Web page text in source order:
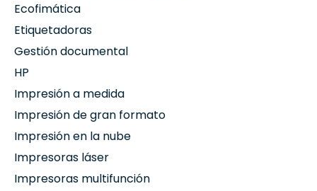
Ecofimática
Etiquetadoras
Gestión documental
HP
Impresión a medida
Impresión de gran formato
Impresión en la nube
Impresoras láser
Impresoras multifunción